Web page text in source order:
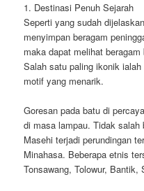
1. Destinasi Penuh Sejarah
Seperti yang sudah
menyimpan beragam
maka dapat melihat
Salah satu paling ikonik
motif yang menarik.
Goresan pada batu di
di masa lampau. Tidak salah
Masehi terjadi perundingan
Minahasa. Beberapa etnis
Tonsawang, Tolowur, Bantik,